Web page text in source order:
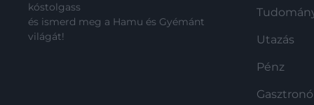
kóstolgass
és ismerd meg a Hamu és Gyémánt
világát!
Utazás
Pénz